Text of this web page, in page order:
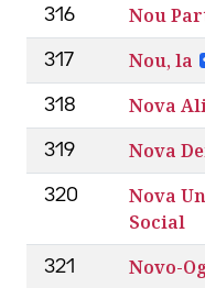
316 Nou
317 Nou, la
318 Nova
319 Nova
320
Nova
Social
321 Novo-